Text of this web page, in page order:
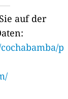
auf der
p